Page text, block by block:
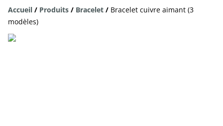
Accueil / Produits / Bracelet / Bracelet cuivre aimant (3
modèles)